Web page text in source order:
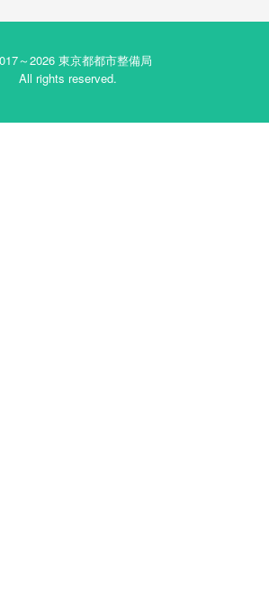
～2026 東京都都市整備局
All rights reserved.